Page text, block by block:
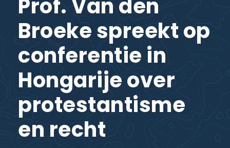
Prof. Van den
Broeke spreekt op
conferentie in
Hongarije over
protestantisme
en recht